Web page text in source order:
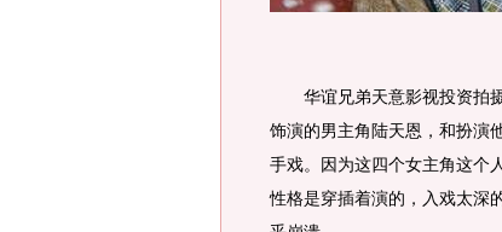
华谊兄弟天意影视投资拍摄
饰演的男主角陆天恩，和扮演
手戏。因为这四个女主角这个
性格是穿插着演的，入戏太深